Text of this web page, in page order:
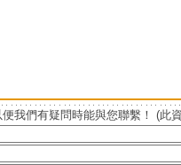
我們有疑問時能與您聯繫！ (此